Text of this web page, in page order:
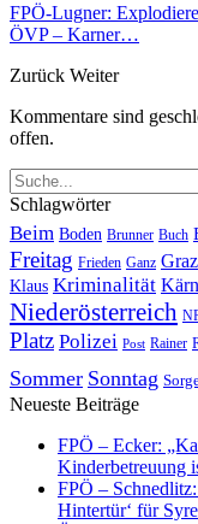
FPÖ-Lugner:
ÖVP – Karner…
Zurück Weiter
Kommentare sind
offen.
Schlagwörter
Beim Boden Brunner Buch
Freitag Frieden Ganz Graz
Klaus Kriminalität
Niederösterreich
Platz Polizei Post Rainer
Sommer Sonntag
Neueste Beiträge
FPÖ – Ecker:
Kinderbetreuung
FPÖ –
Hintertür‘ für